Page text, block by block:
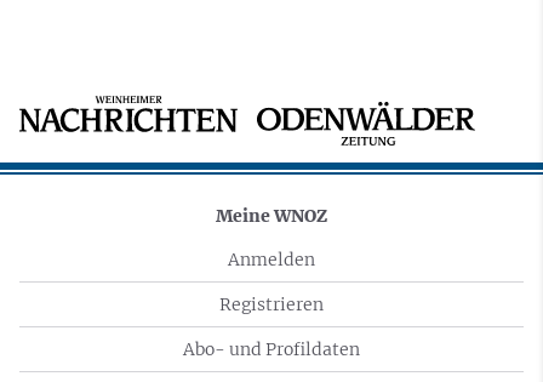
Meine WNOZ
Anmelden
Registrieren
Abo- und Profildaten